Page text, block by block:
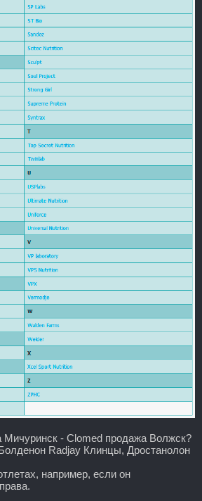
Мичуринск - Clomed продажа Волжск?
Radjay Клинцы, Дростанолон
например, если он